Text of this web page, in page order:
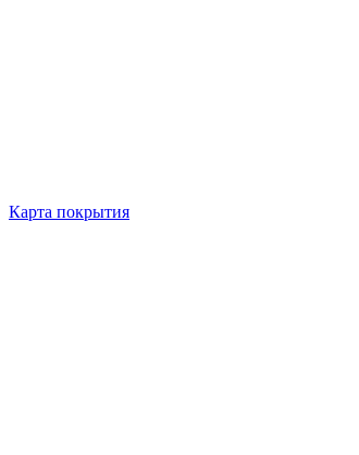
Карта покрытия